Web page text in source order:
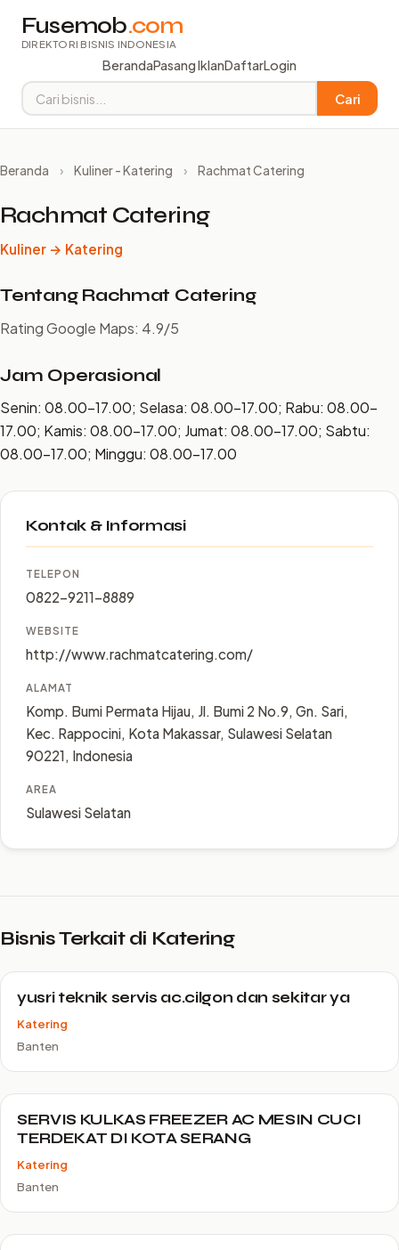
Fusemob.com
DIREKTORI BISNIS INDONESIA
BerandaPasang IklanDaftarLogin
Cari
Beranda › Kuliner - Katering › Rachmat Catering
Rachmat Catering
Kuliner → Katering
Tentang Rachmat Catering
Rating Google Maps: 4.9/5
Jam Operasional
Senin: 08.00–17.00; Selasa: 08.00–17.00; Rabu: 08.00–
17.00; Kamis: 08.00–17.00; Jumat: 08.00–17.00; Sabtu:
08.00–17.00; Minggu: 08.00–17.00
Kontak & Informasi
TELEPON
0822-9211-8889
WEBSITE
http://www.rachmatcatering.com/
ALAMAT
Komp. Bumi Permata Hijau, Jl. Bumi 2 No.9, Gn. Sari,
Kec. Rappocini, Kota Makassar, Sulawesi Selatan
90221, Indonesia
AREA
Sulawesi Selatan
Bisnis Terkait di Katering
yusri teknik servis ac.cilgon dan sekitar ya
Katering
Banten
SERVIS KULKAS FREEZER AC MESIN CUCI
TERDEKAT DI KOTA SERANG
Katering
Banten